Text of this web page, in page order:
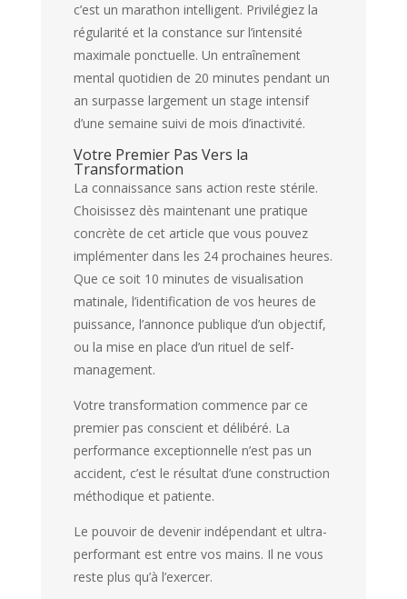
c’est un marathon intelligent. Privilégiez la
régularité et la constance sur l’intensité
maximale ponctuelle. Un entraînement
mental quotidien de 20 minutes pendant un
an surpasse largement un stage intensif
d’une semaine suivi de mois d’inactivité.
Votre Premier Pas Vers la
Transformation
La connaissance sans action reste stérile.
Choisissez dès maintenant une pratique
concrète de cet article que vous pouvez
implémenter dans les 24 prochaines heures.
Que ce soit 10 minutes de visualisation
matinale, l’identification de vos heures de
puissance, l’annonce publique d’un objectif,
ou la mise en place d’un rituel de self-
management.
Votre transformation commence par ce
premier pas conscient et délibéré. La
performance exceptionnelle n’est pas un
accident, c’est le résultat d’une construction
méthodique et patiente.
Le pouvoir de devenir indépendant et ultra-
performant est entre vos mains. Il ne vous
reste plus qu’à l’exercer.